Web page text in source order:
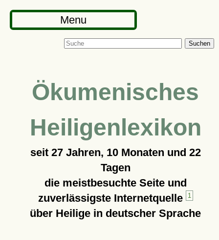
Menu
Suchen
Ökumenisches
Heiligenlexikon
seit 27 Jahren, 10 Monaten und 22
Tagen
die meistbesuchte Seite und
zuverlässigste Internetquelle
1
über Heilige in deutscher Sprache